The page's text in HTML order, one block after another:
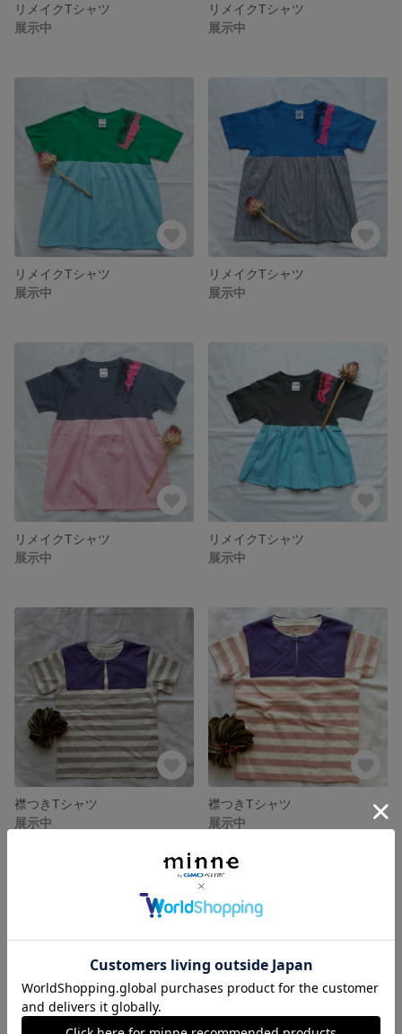
リメイクTシャツ
展示中
リメイクTシャツ
展示中
リメイクTシャツ
展示中
リメイクTシャツ
展示中
リメイクTシャツ
展示中
リメイクTシャツ
展示中
襟つきTシャツ
展示中
襟つきTシャツ
展示中